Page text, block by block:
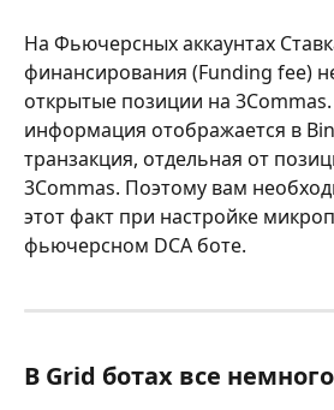
На Фьючерсных аккаунтах
финансирования (Funding fee)
открытые позиции на
информация отображается в
транзакция, отдельная от
3Commas. Поэтому вам
этот факт при настройке
фьючерсном DCA боте.
В Grid ботах все